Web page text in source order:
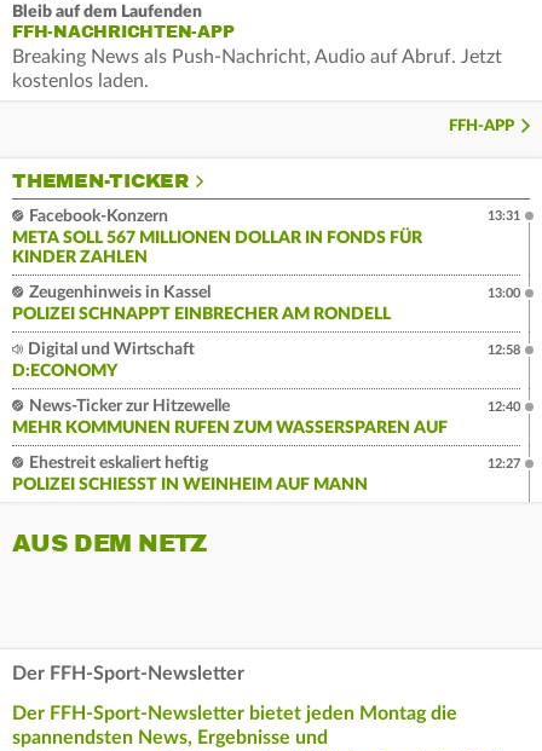
Bleib auf dem Laufenden
FFH-NACHRICHTEN-APP
Breaking News als Push-Nachricht, Audio auf Abruf. Jetzt
kostenlos laden.
FFH-APP
THEMEN-TICKER
Facebook-Konzern
META SOLL 567 MILLIONEN DOLLAR IN FONDS FÜR
KINDER ZAHLEN
13:31
Zeugenhinweis in Kassel
POLIZEI SCHNAPPT EINBRECHER AM RONDELL
13:00
Digital und Wirtschaft
D:ECONOMY
12:58
News-Ticker zur Hitzewelle
MEHR KOMMUNEN RUFEN ZUM WASSERSPAREN AUF
12:40
Ehestreit eskaliert heftig
POLIZEI SCHIESST IN WEINHEIM AUF MANN
12:27
AUS DEM NETZ
Der FFH-Sport-Newsletter
Der FFH-Sport-Newsletter bietet jeden Montag die
spannendsten News, Ergebnisse und